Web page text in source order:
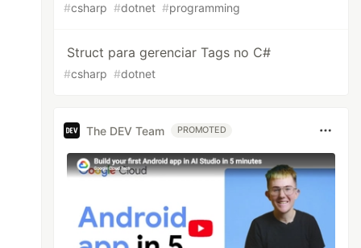
#csharp #dotnet #programming
Struct para gerenciar Tags no C#
#csharp #dotnet
The DEV Team PROMOTED